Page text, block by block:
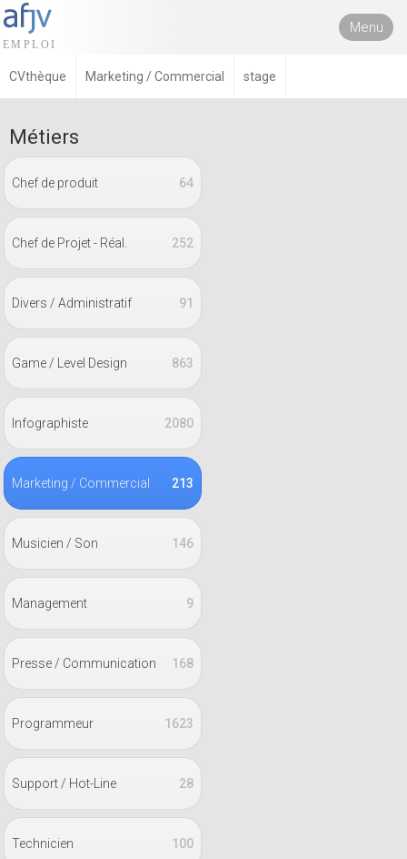
Menu
CVthèque Marketing / Commercial stage
Métiers
64
Chef de produit
252
Chef de Projet - Réal.
91
Divers / Administratif
863
Game / Level Design
2080
Infographiste
213
Marketing / Commercial
146
Musicien / Son
9
Management
168
Presse / Communication
1623
Programmeur
28
Support / Hot-Line
100
Technicien